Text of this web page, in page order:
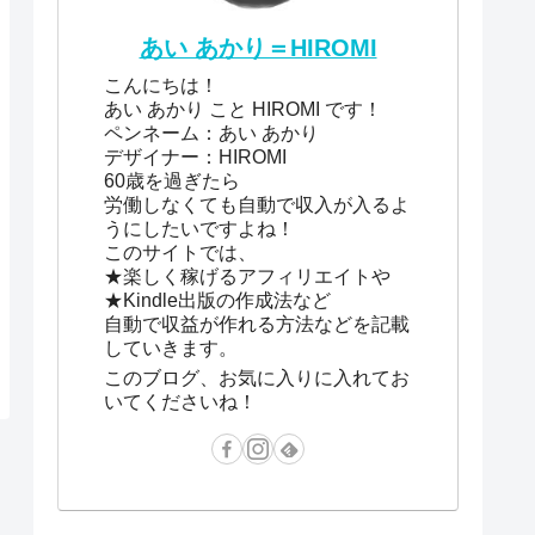
あい あかり＝HIROMI
こんにちは！
あい あかり こと HIROMI です！
ペンネーム：あい あかり
デザイナー：HIROMI
60歳を過ぎたら
労働しなくても自動で収入が入るよ
うにしたいですよね！
このサイトでは、
★楽しく稼げるアフィリエイトや
★Kindle出版の作成法など
自動で収益が作れる方法などを記載
していきます。
このブログ、お気に入りに入れてお
いてくださいね！